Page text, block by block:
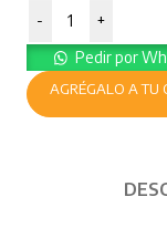
-
+
Pedir por
AGRÉGALO A TU